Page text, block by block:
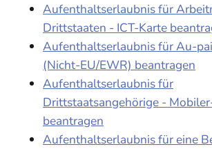
Aufenthaltserlaubnis für
Drittstaaten - ICT-Karte
Aufenthaltserlaubnis für Au-
(Nicht-EU/EWR) beantragen
Aufenthaltserlaubnis für
Drittstaatsangehörige -
beantragen
Aufenthaltserlaubnis für eine